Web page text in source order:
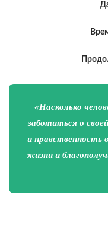
«Насколько
заботиться о
и нравственность
жизни и